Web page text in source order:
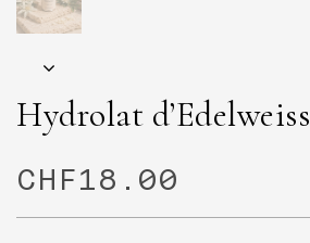
Hydrolat d’Edelweiss
CHF18.00